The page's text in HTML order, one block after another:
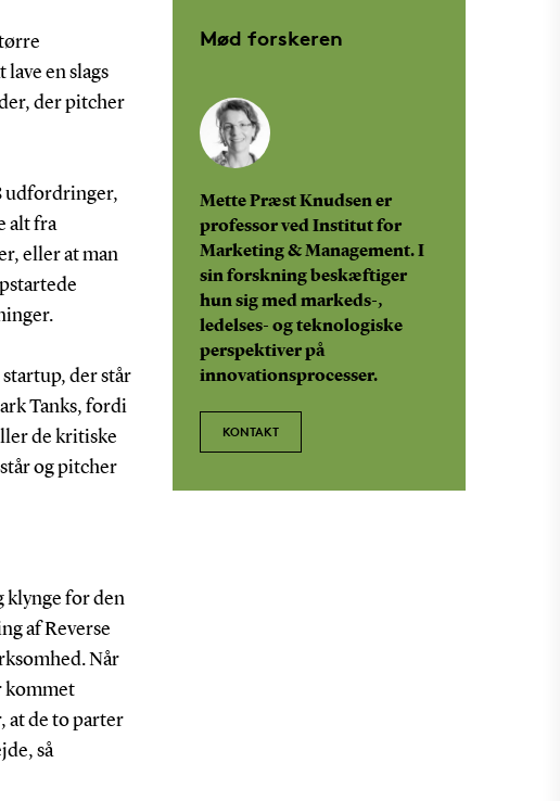
en slags
der pitcher
udfordringer,
alt fra
eller at man
der står
Tanks, fordi
de kritiske
og pitcher
klynge for den
af Reverse
Når
kommet
at de to parter
så
Mød forskeren
Mette Præst Knudsen er
professor ved Institut for
Marketing & Management. I
sin forskning beskæftiger
hun sig med markeds-,
ledelses- og teknologiske
perspektiver på
innovationsprocesser.
KONTAKT